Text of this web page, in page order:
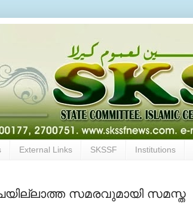
External Links SKSSF Institutions
സമരവുമായി സമസ്ത